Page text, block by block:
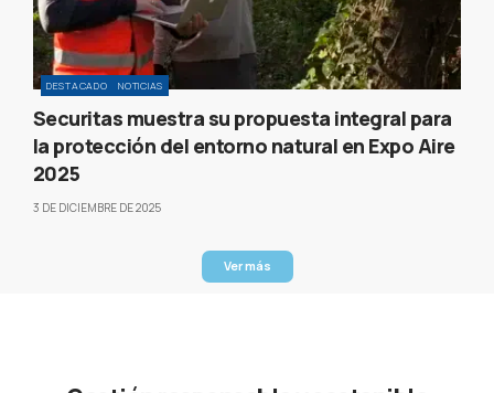
DESTACADO NOTICIAS
Securitas muestra su propuesta integral para
la protección del entorno natural en Expo Aire
2025
3 DE DICIEMBRE DE 2025
Ver más